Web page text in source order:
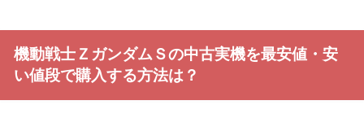
機動戦士ＺガンダムＳの中古実機を最安値・安
い値段で購入する方法は？